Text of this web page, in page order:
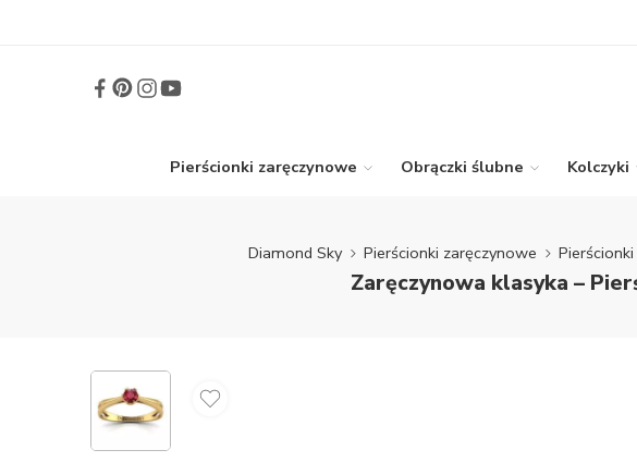
Pierścionki zaręczynowe Obrączki ślubne Kolczyki
Diamond Sky Pierścionki zaręczynowe
Zaręczynowa klasyka –